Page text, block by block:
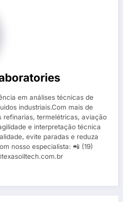
em análises técnicas de
industriais.Com mais de
refinarias, termelétricas, aviação
e interpretação técnica
evite paradas e reduza
nosso especialista: 📲 (19)